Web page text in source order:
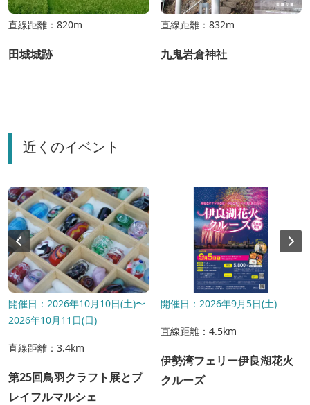
直線距離：820m
田城城跡
直線距離：832m
九鬼岩倉神社
近くのイベント
開催日：2026年10月10日(土)〜
2026年10月11日(日)
直線距離：3.4km
第25回鳥羽クラフト展とプ
レイフルマルシェ
開催日：2026年9月5日(土)
直線距離：4.5km
伊勢湾フェリー伊良湖花火
クルーズ